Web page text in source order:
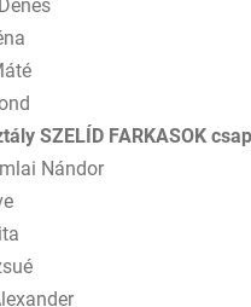
SZELÍD FARKASOK
Nándor